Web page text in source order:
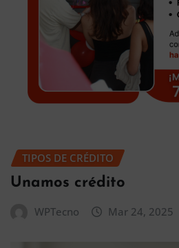
TIPOS DE CRÉDITO
Unamos crédito
WPTecno Mar 24, 2025